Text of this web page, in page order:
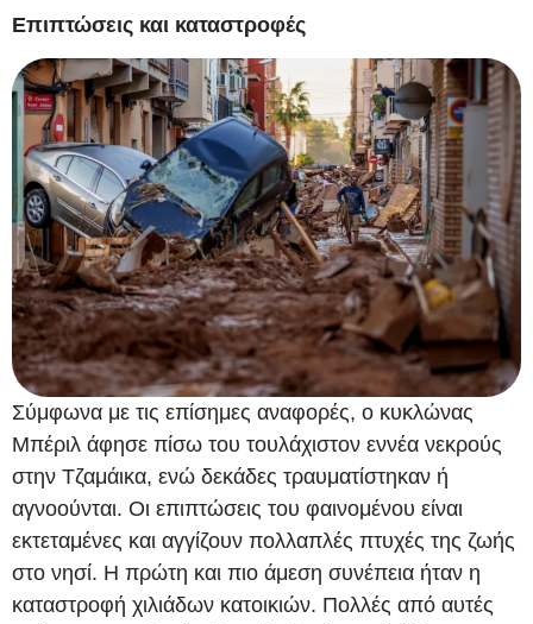
Επιπτώσεις και καταστροφές
Σύμφωνα με τις επίσημες αναφορές, ο κυκλώνας
Μπέριλ άφησε πίσω του τουλάχιστον εννέα νεκρούς
στην Τζαμάικα, ενώ δεκάδες τραυματίστηκαν ή
αγνοούνται. Οι επιπτώσεις του φαινομένου είναι
εκτεταμένες και αγγίζουν πολλαπλές πτυχές της ζωής
στο νησί. Η πρώτη και πιο άμεση συνέπεια ήταν η
καταστροφή χιλιάδων κατοικιών. Πολλές από αυτές